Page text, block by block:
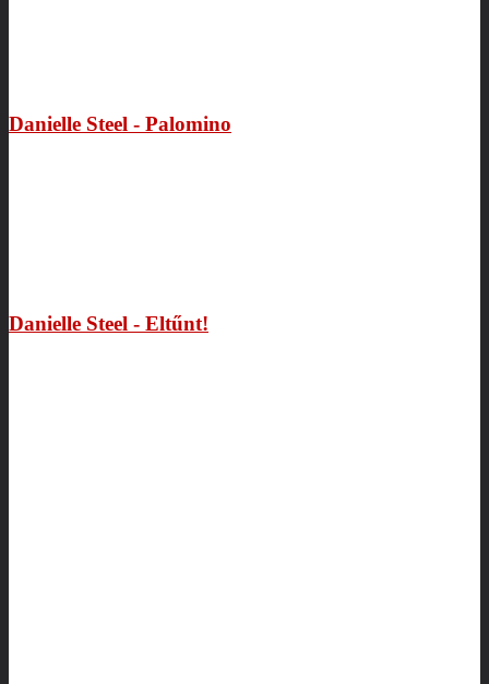
Danielle Steel - Palomino
Danielle Steel - Eltűnt!